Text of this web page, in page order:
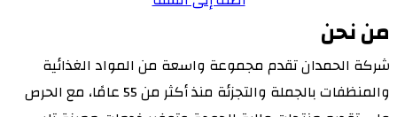
من نحن
شركة الحمدان تقدم مجموعة واسعة من المواد الغذائية
والمنظفات بالجملة والتجزئة منذ أكثر من 55 عامًا، مع الحرص